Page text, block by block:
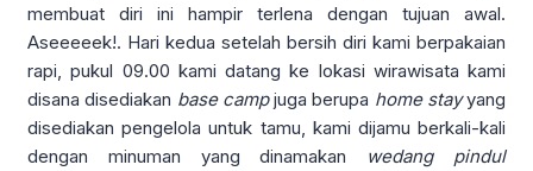
membuat diri ini hampir terlena dengan tujuan awal.
Aseeeeek!. Hari kedua setelah bersih diri kami berpakaian
rapi, pukul 09.00 kami datang ke lokasi wirawisata kami
disana disediakan base campjuga berupa home stayyang
disediakan pengelola untuk tamu, kami dijamu berkali-kali
dengan minuman yang dinamakan wedang pindul